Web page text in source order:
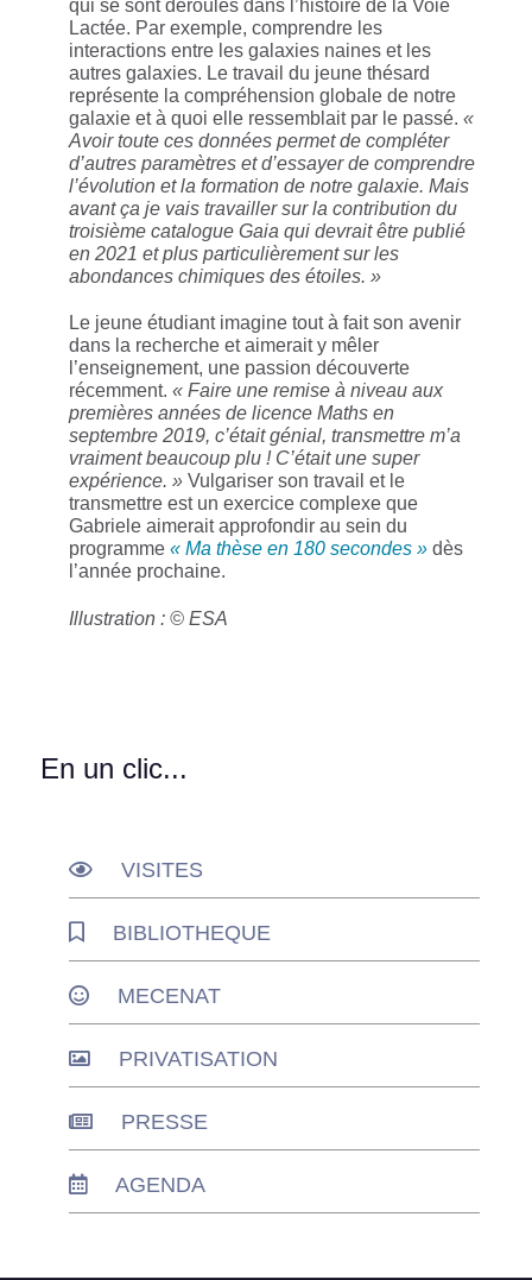
qui se sont déroulés dans l’histoire de la Voie
Lactée. Par exemple, comprendre les
interactions entre les galaxies naines et les
autres galaxies. Le travail du jeune thésard
représente la compréhension globale de notre
galaxie et à quoi elle ressemblait par le passé. «
Avoir toute ces données permet de compléter
d’autres paramètres et d’essayer de comprendre
l’évolution et la formation de notre galaxie. Mais
avant ça je vais travailler sur la contribution du
troisième catalogue Gaia qui devrait être publié
en 2021 et plus particulièrement sur les
abondances chimiques des étoiles. »
Le jeune étudiant imagine tout à fait son avenir
dans la recherche et aimerait y mêler
l’enseignement, une passion découverte
récemment. « Faire une remise à niveau aux
premières années de licence Maths en
septembre 2019, c’était génial, transmettre m’a
vraiment beaucoup plu ! C’était une super
expérience. » Vulgariser son travail et le
transmettre est un exercice complexe que
Gabriele aimerait approfondir au sein du
programme « Ma thèse en 180 secondes » dès
l’année prochaine.
Illustration : © ESA
En un clic...
VISITES
BIBLIOTHEQUE
MECENAT
PRIVATISATION
PRESSE
AGENDA